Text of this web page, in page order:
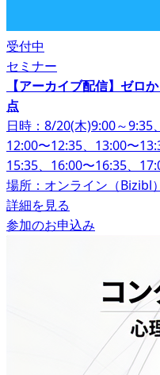
受付中
セミナー
【アーカイブ配信】ゼロ
点
日時：8/20(木)9:00～9:35
12:00〜12:35、13:00〜
15:35、16:00〜16:35、
場所：オンライン（Bizibl）
詳細を見る
参加のお申込み